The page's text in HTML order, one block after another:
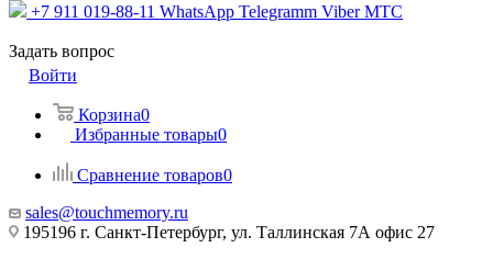
+7 911 019-88-11 WhatsApp Telegramm Viber МТС
Задать вопрос
Войти
Корзина0
Избранные товары0
Сравнение товаров0
sales@touchmemory.ru
195196 г. Санкт-Петербург, ул. Таллинская 7А офис 27